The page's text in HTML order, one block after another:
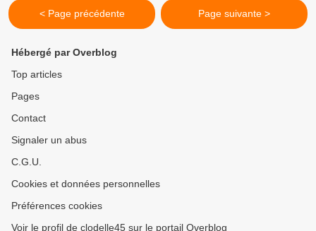
< Page précédente Page suivante >
Hébergé par Overblog
Top articles
Pages
Contact
Signaler un abus
C.G.U.
Cookies et données personnelles
Préférences cookies
Voir le profil de clodelle45 sur le portail Overblog